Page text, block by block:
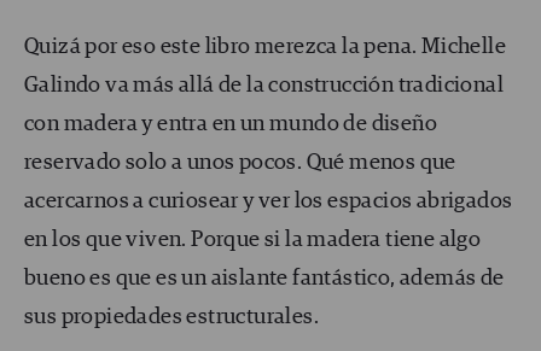
Quizá por eso este libro merezca la pena. Michelle
Galindo va más allá de la construcción tradicional
con madera y entra en un mundo de diseño
reservado solo a unos pocos. Qué menos que
acercarnos a curiosear y ver los espacios abrigados
en los que viven. Porque si la madera tiene algo
bueno es que es un aislante fantástico, además de
sus propiedades estructurales.